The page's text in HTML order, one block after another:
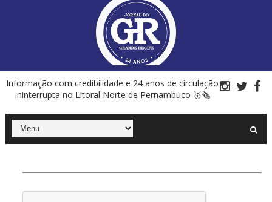
Informação com credibilidade e 24 anos de circulação
ininterrupta no Litoral Norte de Pernambuco 🥇🗞